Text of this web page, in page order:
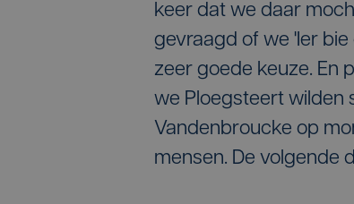
keer dat we daar
gevraagd of we 'Ier bie
zeer goede keuze. En
we Ploegsteert wilden
Vandenbroucke op
mensen. De volgende